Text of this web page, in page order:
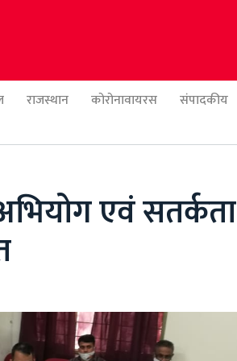
राजस्थान कोरोनावायरस संपादकीय
एवं सतर्कता